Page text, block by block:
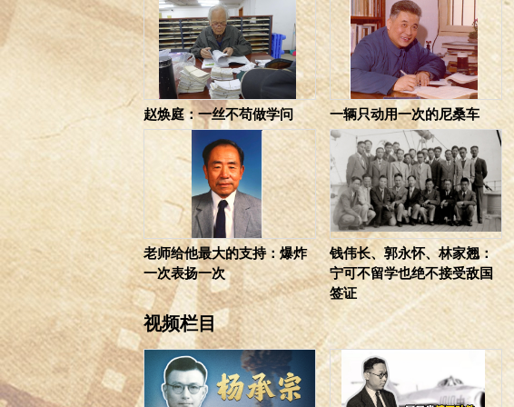
赵焕庭：一丝不苟做学问 一辆只动用一次的尼桑车
老师给他最大的支持：爆炸
一次表扬一次
钱伟长、郭永怀、林家翘：
宁可不留学也绝不接受敌国
签证
视频栏目